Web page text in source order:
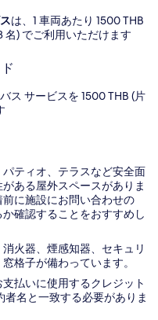
は、1 車両あたり 1500 THB
名) でご利用いただけます
ス サービスを 1500 THB (片
ティオ、テラスなど安全面
ある屋外スペースがありま
に施設にお問い合わせの
確認することをおすすめし
火器、煙感知器、セキュリ
格子が備わっています。
払いに使用するクレジット
名と一致する必要がありま